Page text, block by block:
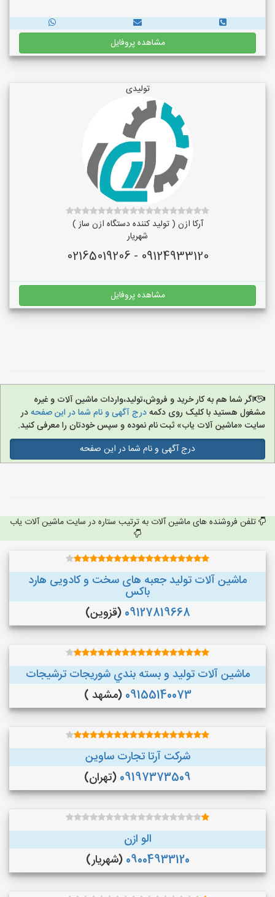
مشاهده پروفایل
تولیدی
آرکا ازن ( تولید کننده دستگاه ازن ساز )
شهریار
09124933120 - 02165019206
مشاهده پروفایل
اگر شما هم به کار خرید و فروش،تولید،واردات ماشین آلات و غیره
مشغول هستید با کلیک روی دکمهدرج آگهی و نام شما در این صفحهدر
سایت «ماشین آلات یاب» ثبت نام نموده و سپس خودتان را معرفی کنید.
درج آگهی و نام شما در این صفحه
تلفن فروشنده های ماشین آلات به ترتیب ستاره در سایت ماشین آلات یاب
ماشین آلات تولید جعبه های سخت و کادویی هارد
باکس
09127819668 (قزوین)
ماشین آلات توليد و بسته بندي شوريجات ترشيجات
09155140073 (مشهد )
شرکت آرتا تجارت ساوین
09197373509 (تهران)
الو ازن
09004933120 (شهریار)